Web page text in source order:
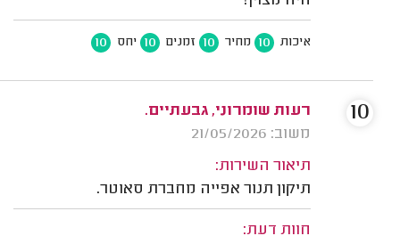
איכות 10 מחיר 10 זמנים 10 יחס 10
רעות שומרוני, גבעתיים.
משוב: 21/05/2026
תיאור השירות:
תיקון תנור אפייה מחברת סאוטר.
חוות דעת:
10